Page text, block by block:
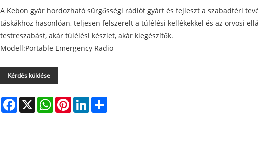
A Kebon gyár hordozható sürgősségi rádiót gyárt és fejleszt a szabadtéri
táskákhoz hasonlóan, teljesen felszerelt a túlélési kellékekkel és az orvosi
testreszabást, akár túlélési készlet, akár kiegészítők.
Modell:Portable Emergency Radio
Kérdés küldése
Facebook
X WhatsAppPinterestLinkedInShare